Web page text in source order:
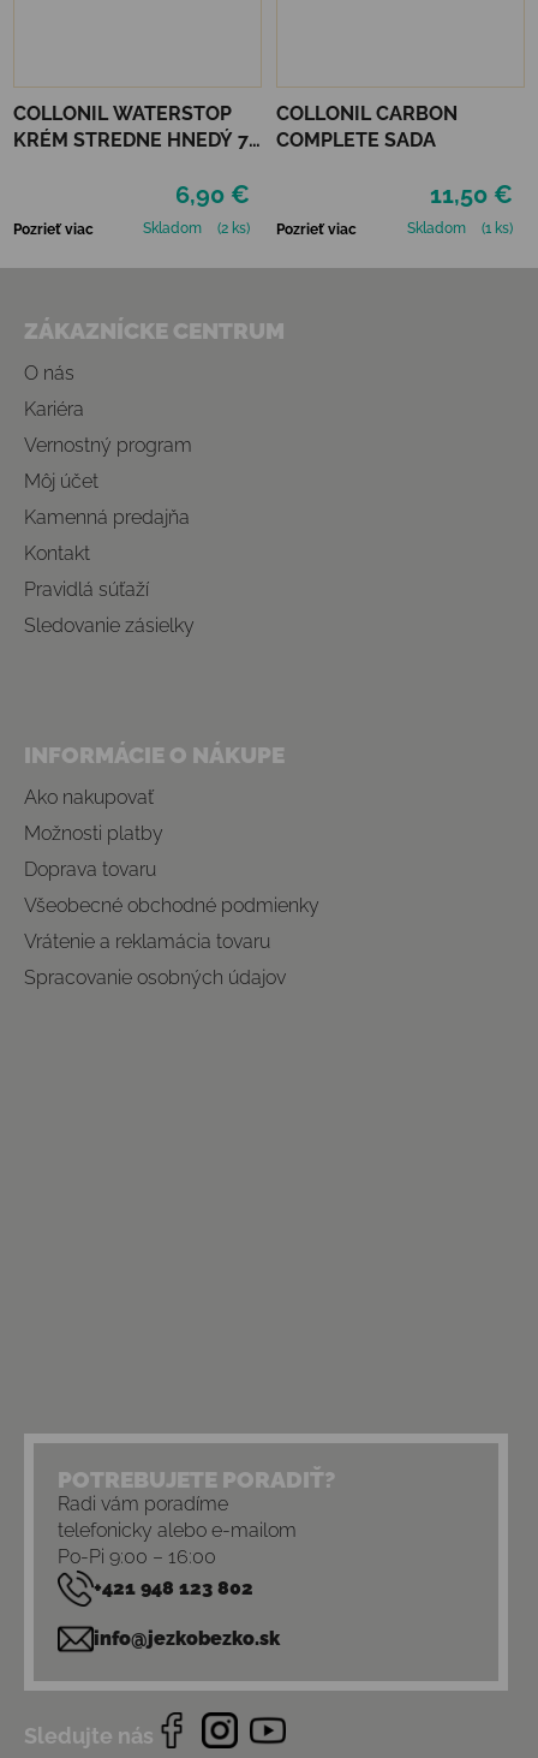
COLLONIL WATERSTOP
KRÉM STREDNE HNEDÝ 75
6,90 €
Pozrieť viac Skladom (2 ks)
COLLONIL CARBON
COMPLETE SADA
11,50 €
Pozrieť viac Skladom (1 ks)
ZÁKAZNÍCKE CENTRUM
O nás
Kariéra
Vernostný program
Môj účet
Kamenná predajňa
Kontakt
Pravidlá súťaží
Sledovanie zásielky
INFORMÁCIE O NÁKUPE
Ako nakupovať
Možnosti platby
Doprava tovaru
Všeobecné obchodné podmienky
Vrátenie a reklamácia tovaru
Spracovanie osobných údajov
POTREBUJETE PORADIŤ?
Radi vám poradíme
telefonicky alebo e-mailom
Po-Pi 9:00 – 16:00
+421 948 123 802
info@jezkobezko.sk
Sledujte nás